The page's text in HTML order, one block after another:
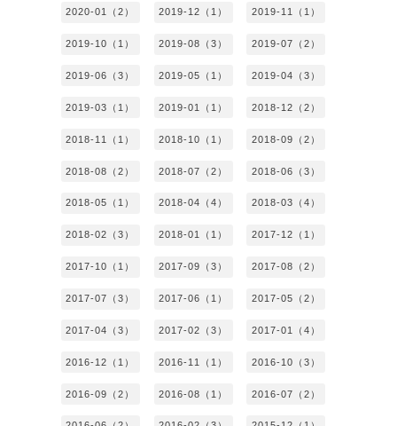
2020-01（2） 2019-12（1） 2019-11（1）
2019-10（1） 2019-08（3） 2019-07（2）
2019-06（3） 2019-05（1） 2019-04（3）
2019-03（1） 2019-01（1） 2018-12（2）
2018-11（1） 2018-10（1） 2018-09（2）
2018-08（2） 2018-07（2） 2018-06（3）
2018-05（1） 2018-04（4） 2018-03（4）
2018-02（3） 2018-01（1） 2017-12（1）
2017-10（1） 2017-09（3） 2017-08（2）
2017-07（3） 2017-06（1） 2017-05（2）
2017-04（3） 2017-02（3） 2017-01（4）
2016-12（1） 2016-11（1） 2016-10（3）
2016-09（2） 2016-08（1） 2016-07（2）